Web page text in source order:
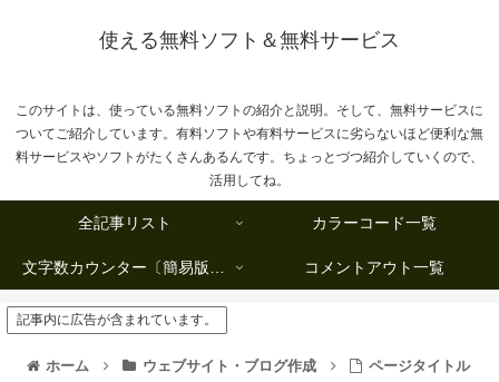
使える無料ソフト＆無料サービス
このサイトは、使っている無料ソフトの紹介と説明。そして、無料サービスに
ついてご紹介しています。有料ソフトや有料サービスに劣らないほど便利な無
料サービスやソフトがたくさんあるんです。ちょっとづつ紹介していくので、
活用してね。
全記事リスト カラーコード一覧
文字数カウンター〔簡易版複数行タイプ〕 コメントアウト一覧
記事内に広告が含まれています。
ホーム ウェブサイト・ブログ作成
ページタイトル